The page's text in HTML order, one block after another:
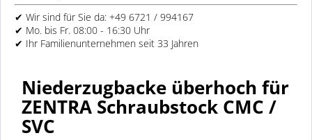
✔ Wir sind für Sie da: +49 6721 / 994167
✔ Mo. bis Fr. 08:00 - 16:30 Uhr
✔ Ihr Familienunternehmen seit 33 Jahren
Niederzugbacke überhoch für
ZENTRA Schraubstock CMC /
SVC